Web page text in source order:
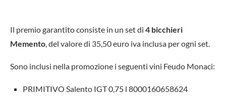
Il premio garantito consiste in un set di 4 bicchieri
Memento, del valore di 35,50 euro iva inclusa per ogni set.
Sono inclusi nella promozione i seguenti vini Feudo Monaci:
PRIMITIVO Salento IGT 0,75 l 8000160658624